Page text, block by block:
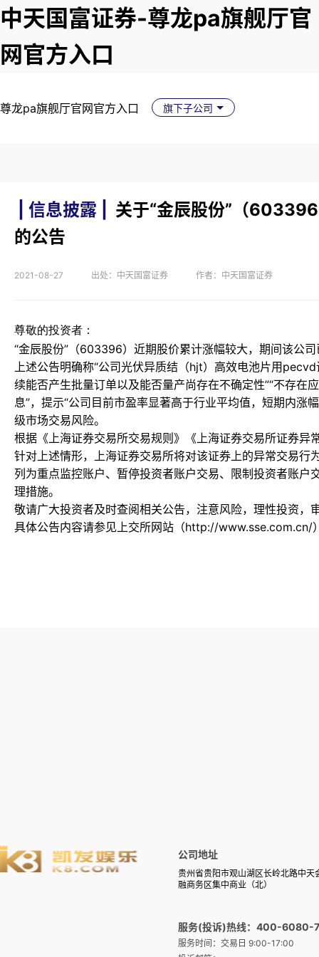
中天国富证券-尊龙pa旗舰厅官
网官方入口
尊龙pa旗舰厅官网官方入口 旗下子公司
| 信息披露 |
关于“金辰股份”（
的公告
2021-08-27 出处：中天国富证券 作者：中天国富证券
尊敬的投资者：
“金辰股份”（603396）近期股价累计涨幅较大，期间该公
上述公告明确称“公司光伏异质结（hjt）高效电池片用
续能否产生批量订单以及能否量产尚存在不确定性”“不存在
息”，提示“公司目前市盈率显著高于行业平均值，短期内涨
级市场交易风险。
根据《上海证券交易所交易规则》《上海证券交易所证券异
针对上述情形，上海证券交易所将对该证券上的异常交易行
列为重点监控账户、暂停投资者账户交易、限制投资者账户
理措施。
敬请广大投资者及时查阅相关公告，注意风险，理性投资，
具体公告内容请参见上交所网站（http://www.sse.com.cn/
公司地址
贵州省贵阳市观山湖区长岭北路中天
融商务区集中商业（北）
服务(投诉)热线：400-6080-
服务时间：交易日 9:00-17:00